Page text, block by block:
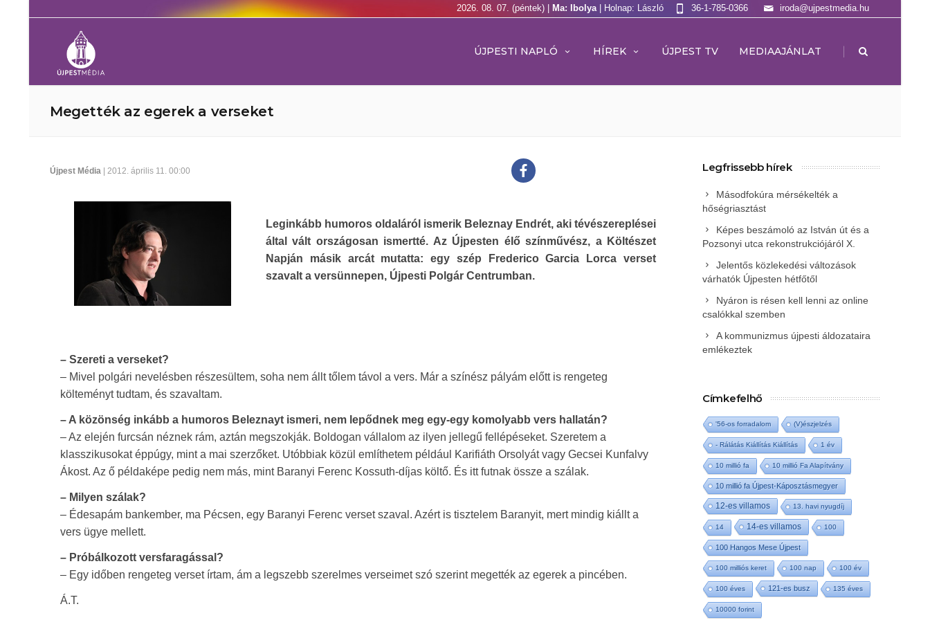
2026. 08. 07. (péntek) | Ma: Ibolya | Holnap: László iroda@ujpestmedia.hu
36-1-785-0366
ÚJPESTI NAPLÓ HÍREK ÚJPEST TV MEDIAAJÁNLAT |
Megették az egerek a verseket
Újpest Média | 2012. április 11. 00:00
Leginkább humoros oldaláról ismerik Beleznay Endrét, aki tévészereplései
által vált országosan ismertté. Az Újpesten élő színművész, a Költészet
Napján másik arcát mutatta: egy szép Frederico Garcia Lorca verset
szavalt a versünnepen, Újpesti Polgár Centrumban.
– Szereti a verseket?
– Mivel polgári nevelésben részesültem, soha nem állt tőlem távol a vers. Már a színész pályám előtt is rengeteg
költeményt tudtam, és szavaltam.
– A közönség inkább a humoros Beleznayt ismeri, nem lepődnek meg egy-egy komolyabb vers hallatán?
– Az elején furcsán néznek rám, aztán megszokják. Boldogan vállalom az ilyen jellegű fellépéseket. Szeretem a
klasszikusokat éppúgy, mint a mai szerzőket. Utóbbiak közül említhetem például Karifiáth Orsolyát vagy Gecsei Kunfalvy
Ákost. Az ő példaképe pedig nem más, mint Baranyi Ferenc Kossuth-díjas költő. És itt futnak össze a szálak.
– Milyen szálak?
– Édesapám bankember, ma Pécsen, egy Baranyi Ferenc verset szaval. Azért is tisztelem Baranyit, mert mindig kiállt a
vers ügye mellett.
– Próbálkozott versfaragással?
– Egy időben rengeteg verset írtam, ám a legszebb szerelmes verseimet szó szerint megették az egerek a pincében.
Á.T.
Legfrissebb hírek
Másodfokúra mérsékelték a
hőségriasztást
Képes beszámoló az István út és a
Pozsonyi utca rekonstrukciójáról X.
Jelentős közlekedési változások
várhatók Újpesten hétfőtől
Nyáron is résen kell lenni az online
csalókkal szemben
A kommunizmus újpesti áldozataira
emlékeztek
Címkefelhő
'56-os forradalom (V)észjelzés
- Rálátás Kiállítás Kiállítás 1 év
10 millió fa 10 millió Fa Alapítvány
10 millió fa Újpest-Káposztásmegyer
12-es villamos 13. havi nyugdíj
14 14-es villamos 100
100 Hangos Mese Újpest
100 milliós keret 100 nap 100 év
100 éves 121-es busz 135 éves
10000 forint